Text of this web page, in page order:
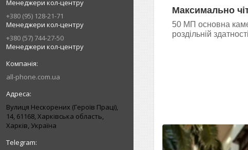
Менеджери кол-центру
+380 (95) 128-21-71
Менеджери кол-центру
+380 (57) 744-27-50
Менеджери кол-центру
all-phone.com.ua
Вулиця Нескорених (Героїв Праці),
14, 61168, Харківська область,
Харків, Україна
Максимально
50 МП основна
роздільній